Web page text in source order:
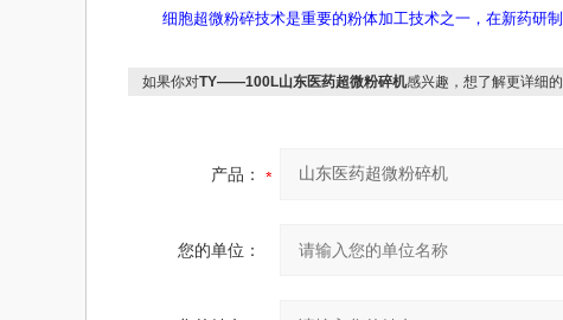
细胞超微粉碎技术是重要的粉体加工技术之一，在新药研制
如果你对TY——100L山东医药超微粉碎机感兴趣，想了解更详细
产品：
您的单位：